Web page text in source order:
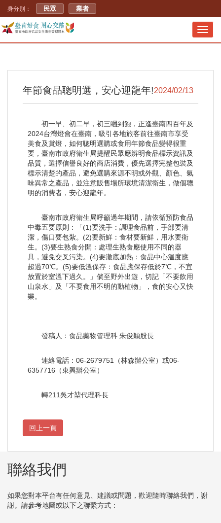
身分別： 民眾 業者
年節食品聰明選，安心迎龍年!2024/02/13
初一早、初二早，初三睏到飽，正逢臺南四百年及
2024台灣燈會在臺南，吸引各地旅客前往臺南市享受
美食及賞燈，如何聰明選購或食用年節食品變得很重
要，臺南市政府衛生局提醒民眾應辨明食品標示資訊及
品質，選擇信譽良好的商店消費，優先選擇完整包裝及
標示清楚的產品，避免選購來源不明或外觀、顏色、氣
味異常之產品，並注意販售場所環境清潔衛生，做個聰
明的消費者，安心迎龍年。
臺南市政府衛生局呼籲過年期間，請依循預防食品
中毒五要原則：「(1)要洗手：調理食品前，手部要清
潔，傷口要包紮。(2)要新鮮：食材要新鮮，用水要衛
生。(3)要生熟食分開：處理生熟食應使用不同的器
具，避免交叉污染。(4)要澈底加熱：食品中心溫度應
超過70℃。(5)要低溫保存：食品應保存低於7℃，不宜
放置於室溫下過久。」倘至野外出遊，切記「不要飲用
山泉水」及「不要食用不明的動植物」，食的安心又快
樂。
發稿人：食品藥物管理科 朱俊穎股長
連絡電話：06-2679751（林森辦公室）或06-
6357716（東興辦公室）
轉211吳才堃代理科長
聯絡我們
如果您對本平台有任何意見、建議或問題，歡迎隨時聯絡我們，謝
謝。請參考地圖或以下之聯繫方式：